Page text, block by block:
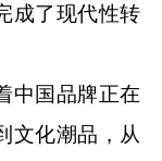
成了现代性转
国品牌正在
文化潮品，从